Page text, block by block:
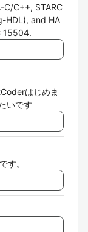
C/C++, STARC
HDL), and HA
15504.
はじめま
いです
す。